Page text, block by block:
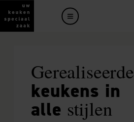
Gerealiseerde
keukens in
alle stijlen